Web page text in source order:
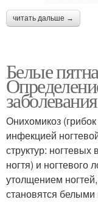
читать дальше →
Белые
заболевания
Онихомикоз
инфекцией
структур: ногтевых
ногтя) и
утолщением
становятся